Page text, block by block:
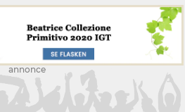
annonce